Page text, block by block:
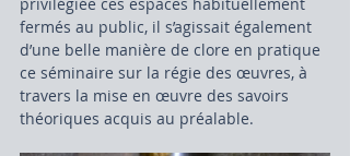
fermés au public, il s’agissait également
d’une belle manière de clore en pratique
ce séminaire sur la régie des œuvres, à
travers la mise en œuvre des savoirs
théoriques acquis au préalable.